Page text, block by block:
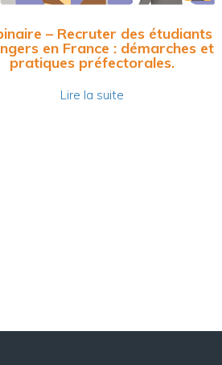
– Recruter des étudiants
en France : démarches et
pratiques préfectorales.
Lire la suite